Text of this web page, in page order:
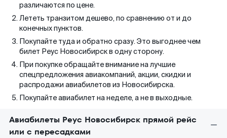
различаются по цене.
Лететь транзитом дешево, по сравнению от и до
конечных пунктов.
Покупайте туда и обратно сразу. Это выгоднее чем
билет Реус Новосибирск в одну сторону.
При покупке обращайте внимание на лучшие
спецпредложения авиакомпаний, акции, скидки и
распродажи авиабилетов из Новосибирска.
Покупайте авиабилет на неделе, а не в выходные.
Авиабилеты Реус Новосибирск прямой рейс
или с пересадками